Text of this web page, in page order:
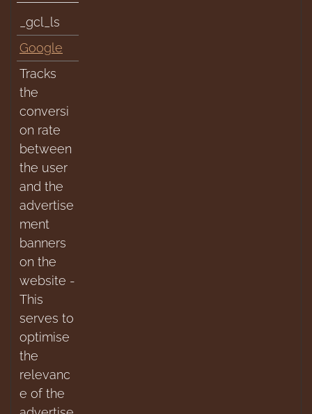
_gcl_ls
Google
Tracks
the
conversi
on rate
between
the user
and the
advertise
ment
banners
on the
website -
This
serves to
optimise
the
relevanc
e of the